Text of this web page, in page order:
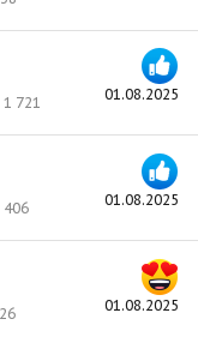
01.08.2025
1 721
01.08.2025
406
01.08.2025